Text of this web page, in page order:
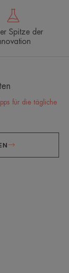
Spitze der
für die tägliche